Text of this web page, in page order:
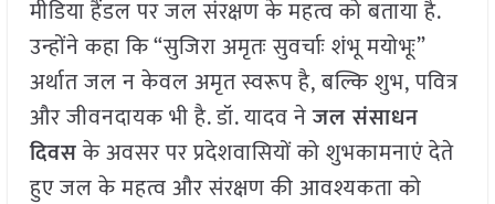
मीडिया हैंडल पर जल संरक्षण के महत्व को बताया है.
उन्होंने कहा कि “सुजिरा अमृतः सुवर्चाः शंभू मयोभूः”
अर्थात जल न केवल अमृत स्वरूप है, बल्कि शुभ, पवित्र
और जीवनदायक भी है. डॉ. यादव नेजल संसाधन
दिवसके अवसर पर प्रदेशवासियों को शुभकामनाएं देते
हुए जल के महत्व और संरक्षण की आवश्यकता को